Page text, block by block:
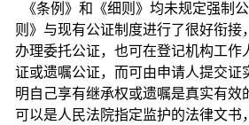
《条例》和《细则》均未规定强制
则》与现有公证制度进行了很好衔
办理委托公证，也可在登记机构工
证或遗嘱公证，而可由申请人提交
明自己享有继承权或遗嘱是真实有
可以是人民法院指定监护的法律文